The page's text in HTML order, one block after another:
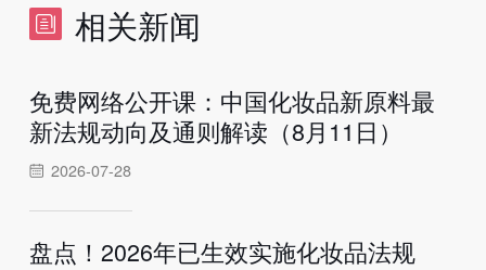
相关新闻
免费网络公开课：中国化妆品新原料最
新法规动向及通则解读（8月11日）
2026-07-28
盘点！2026年已生效实施化妆品法规